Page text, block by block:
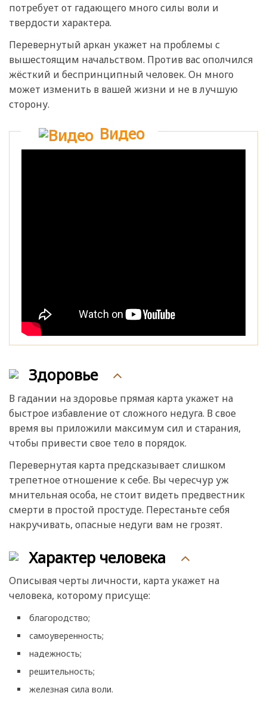
потребует от гадающего много силы воли и
твердости характера.
Перевернутый аркан укажет на проблемы с
вышестоящим начальством. Против вас ополчился
жёсткий и беспринципный человек. Он много
может изменить в вашей жизни и не в лучшую
сторону.
Видео
Здоровье
В гадании на здоровье прямая карта укажет на
быстрое избавление от сложного недуга. В свое
время вы приложили максимум сил и старания,
чтобы привести свое тело в порядок.
Перевернутая карта предсказывает слишком
трепетное отношение к себе. Вы чересчур уж
мнительная особа, не стоит видеть предвестник
смерти в простой простуде. Перестаньте себя
накручивать, опасные недуги вам не грозят.
Характер человека
Описывая черты личности, карта укажет на
человека, которому присуще:
благородство;
самоуверенность;
надежность;
решительность;
железная сила воли.